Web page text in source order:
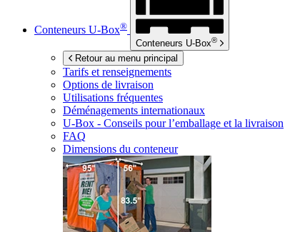
Conteneurs U-Box®
Conteneurs U-Box®
Retour au menu principal
Tarifs et renseignements
Options de livraison
Utilisations fréquentes
Déménagements internationaux
U-Box - Conseils pour l’emballage et la livraison
FAQ
Dimensions du conteneur